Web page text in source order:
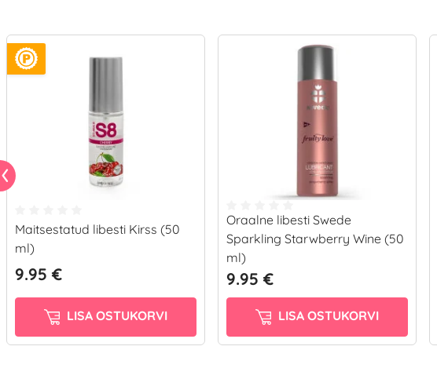
Maitsestatud libesti Kirss (50
ml)
9.95 €
LISA OSTUKORVI
Oraalne libesti Swede
Sparkling Starwberry Wine (50
ml)
9.95 €
LISA OSTUKORVI